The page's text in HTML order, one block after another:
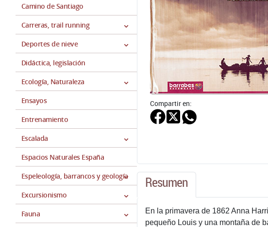
Camino de Santiago
Carreras, trail running
Deportes de nieve
Didáctica, legislación
Ecología, Naturaleza
Ensayos
Entrenamiento
Escalada
Espacios Naturales España
Espeleología, barrancos y geología
Excursionismo
Fauna
Compartir en:
Resumen
En la primavera de 1862 Anna
pequeño Louis y una montaña de